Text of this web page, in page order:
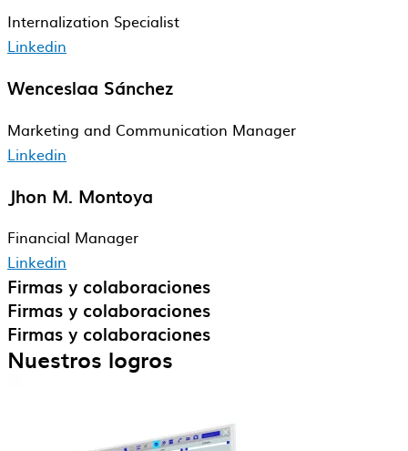
Internalization Specialist
Linkedin
Wenceslaa Sánchez
Marketing and Communication Manager
Linkedin
Jhon M. Montoya
Financial​ Manager
Linkedin
Firmas y colaboraciones
Firmas y colaboraciones
Firmas y colaboraciones
Nuestros logros